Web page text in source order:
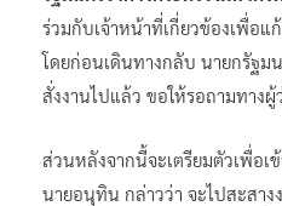
ร่วมกับเจ้าหน้าที่เกี่ยวข้องเพื่อ
โดยก่อนเดินทางกลับ นายกรัฐม
สั่งงานไปแล้ว ขอให้รอถามทางผู้
ส่วนหลังจากนี้จะเตรียมตัวเพื่อเ
นายอนุทิน กล่าวว่า จะไปสะสาง